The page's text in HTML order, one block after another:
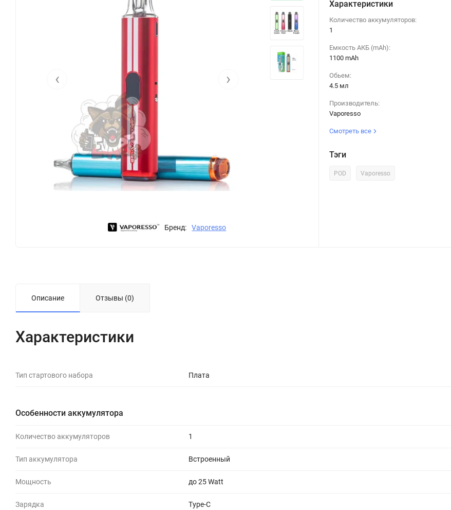
‹ ›
Бренд: Vaporesso
Характеристики
Количество аккумуляторов:
1
Емкость АКБ (mAh):
1100 mAh
Обьем:
4.5 мл
Производитель:
Vaporesso
Смотреть все
Тэги
POD Vaporesso
Описание Отзывы (0)
Характеристики
Тип стартового набора Плата
Особенности аккумулятора
Количество аккумуляторов 1
Тип аккумулятора Встроенный
Мощность до 25 Watt
Зарядка Type-C